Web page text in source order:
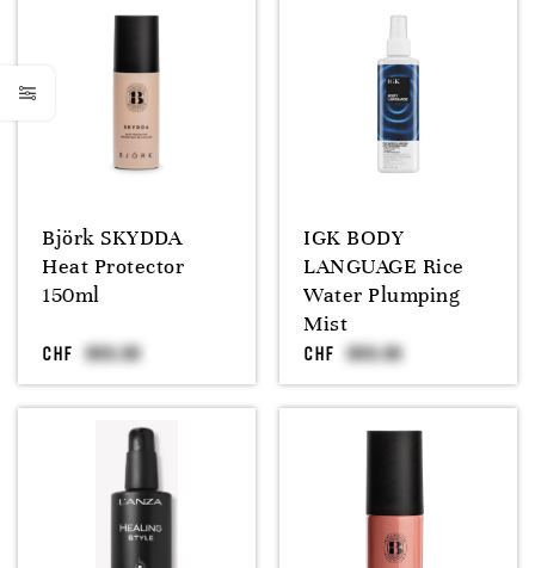
Björk SKYDDA
Heat Protector
150ml
CHF
IGK BODY
LANGUAGE Rice
Water Plumping
Mist
CHF